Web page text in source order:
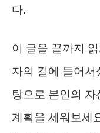
다.
이 글을 끝까지
자의 길에 들어
탕으로 본인의
계획을 세워보세